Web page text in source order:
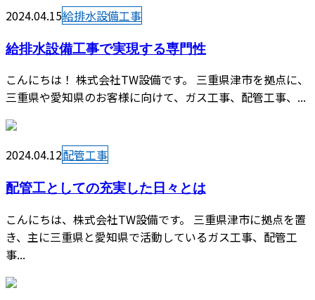
2024.04.15給排水設備工事
給排水設備工事で実現する専門性
こんにちは！ 株式会社TW設備です。 三重県津市を拠点に、
三重県や愛知県のお客様に向けて、ガス工事、配管工事、...
2024.04.12配管工事
配管工としての充実した日々とは
こんにちは、株式会社TW設備です。 三重県津市に拠点を置
き、主に三重県と愛知県で活動しているガス工事、配管工
事...